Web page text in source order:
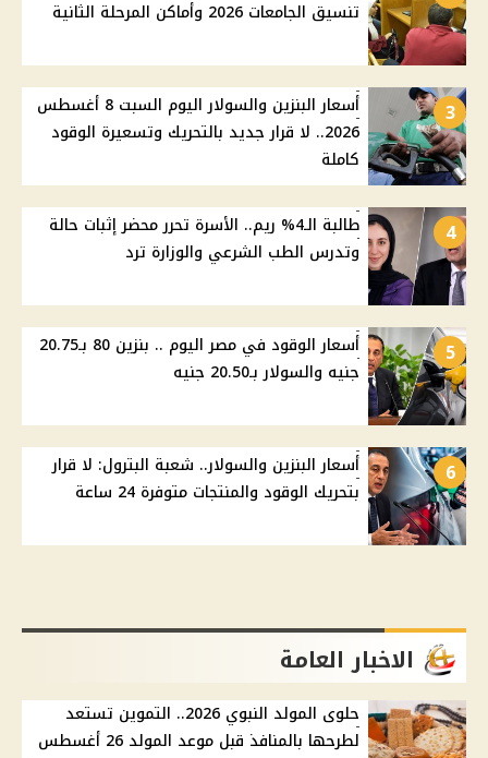
تنسيق الجامعات 2026 وأماكن المرحلة الثانية
3
أسعار البنزين والسولار اليوم السبت 8 أغسطس
2026.. لا قرار جديد بالتحريك وتسعيرة الوقود
كاملة
4
طالبة الـ4% ريم.. الأسرة تحرر محضر إثبات حالة
وتدرس الطب الشرعي والوزارة ترد
5
أسعار الوقود في مصر اليوم .. بنزين 80 بـ20.75
جنيه والسولار بـ20.50 جنيه
6
أسعار البنزين والسولار.. شعبة البترول: لا قرار
بتحريك الوقود والمنتجات متوفرة 24 ساعة
الاخبار العامة
حلوى المولد النبوي 2026.. التموين تستعد
لطرحها بالمنافذ قبل موعد المولد 26 أغسطس